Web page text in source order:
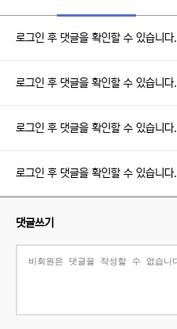
로그인 후 댓글을 확인할 수 있습니다.
로그인 후 댓글을 확인할 수 있습니다.
로그인 후 댓글을 확인할 수 있습니다.
로그인 후 댓글을 확인할 수 있습니다.
댓글쓰기